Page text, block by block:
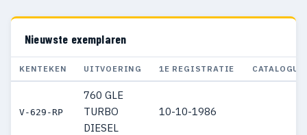
Nieuwste exemplaren
KENTEKEN UITVOERING 1E REGISTRATIE
V-629-RP
760 GLE
TURBO
DIESEL
10-10-1986